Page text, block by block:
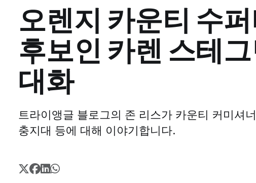
오렌지 카운티 수
후보인 카렌 스테
대화
트라이앵글 블로그의 존 리스가 카운티 커미셔
충지대 등에 대해 이야기합니다.